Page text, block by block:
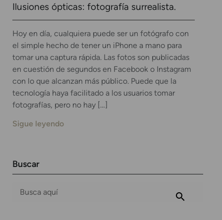
Ilusiones ópticas: fotografía surrealista.
Hoy en día, cualquiera puede ser un fotógrafo con
el simple hecho de tener un iPhone a mano para
tomar una captura rápida. Las fotos son publicadas
en cuestión de segundos en Facebook o Instagram
con lo que alcanzan más público. Puede que la
tecnología haya facilitado a los usuarios tomar
fotografías, pero no hay […]
Sigue leyendo
Buscar